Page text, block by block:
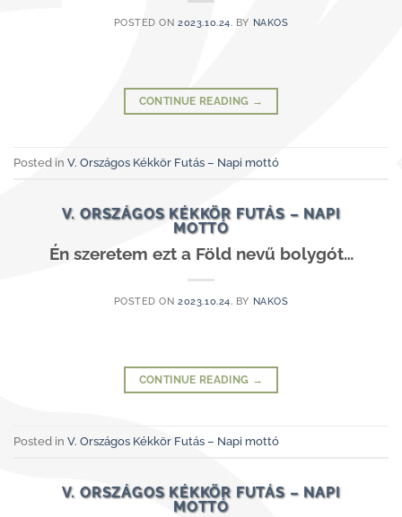
POSTED ON2023.10.24. BY NAKOS
CONTINUE READING →
Posted in V. Országos Kékkör Futás – Napi mottó
V. ORSZÁGOS KÉKKÖR FUTÁS – NAPI
MOTTÓ
Én szeretem ezt a Föld nevű bolygót…
POSTED ON2023.10.24. BY NAKOS
CONTINUE READING →
Posted in V. Országos Kékkör Futás – Napi mottó
V. ORSZÁGOS KÉKKÖR FUTÁS – NAPI
MOTTÓ